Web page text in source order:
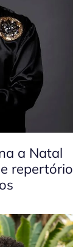
a Natal
repertório